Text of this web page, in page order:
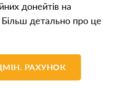
донейтів на
Більш детально про це
РАХУНОК